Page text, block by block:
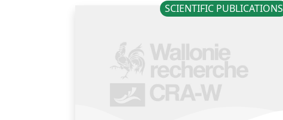
SCIENTIFIC PUBLICATIONS